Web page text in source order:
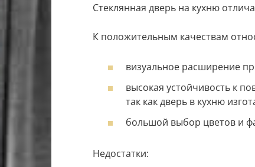
Стеклянная дверь на кухню
К положительным качествам
визуальное расширение
высокая устойчивость к
так как дверь в кухню
большой выбор цветов и
Недостатки: